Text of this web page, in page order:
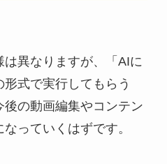
異なりますが、「AIに
式で実行してもらう
の動画編集やコンテン
っていくはずです。